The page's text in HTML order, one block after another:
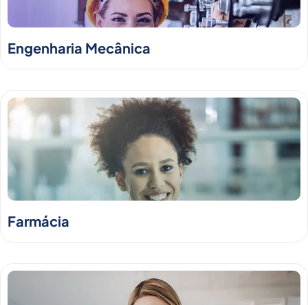
Engenharia Mecânica
Farmácia